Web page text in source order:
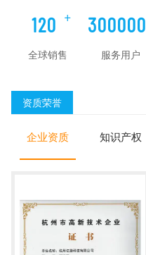
120 +
全球销售
300000
服务用户
资质荣誉
企业资质 知识产权